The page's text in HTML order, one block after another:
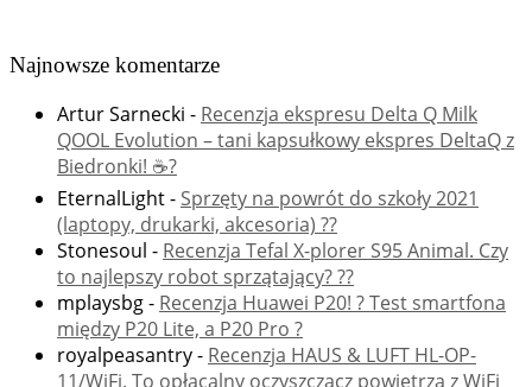
Najnowsze komentarze
Artur Sarnecki - Recenzja ekspresu Delta Q Milk
QOOL Evolution – tani kapsułkowy ekspres DeltaQ z
Biedronki! ☕️?
EternalLight- Sprzęty na powrót do szkoły 2021
(laptopy, drukarki, akcesoria) ??
Stonesoul - Recenzja Tefal X-plorer S95 Animal. Czy
to najlepszy robot sprzątający? ??
mplaysbg- Recenzja Huawei P20! ? Test smartfona
między P20 Lite, a P20 Pro ?
royalpeasantry- Recenzja HAUS & LUFT HL-OP-
11/WiFi. To opłacalny oczyszczacz powietrza z WiFi